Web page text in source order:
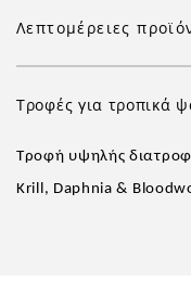
Λεπτομέρειες
Τροφές για τροπικά
Τροφή υψηλής
Krill, Daphnia &